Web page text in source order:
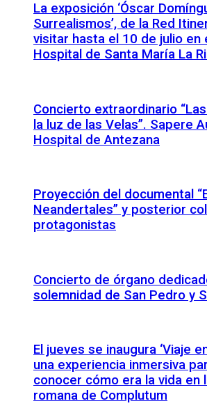
La exposición ‘Óscar
Surrealismos’, de la Red
visitar hasta el 10 de julio en
Hospital de Santa María La
Concierto extraordinario
la luz de las Velas”. Sapere
Hospital de Antezana
Proyección del documental
Neandertales” y posterior
protagonistas
Concierto de órgano
solemnidad de San Pedro y
El jueves se inaugura ‘Viaje
una experiencia inmersiva
conocer cómo era la vida en
romana de Complutum